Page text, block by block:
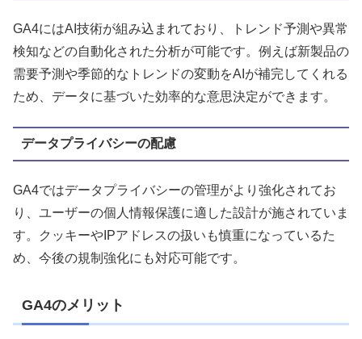
GA4にはAI技術が組み込まれており、トレンド予測や異常
検知などの自動化された分析が可能です。例えば新製品の
需要予測や季節的なトレンドの変動をAIが補完してくれる
ため、データに基づいた効率的な意思決定ができます。
データプライバシーの配慮
GA4ではデータプライバシーの管理がより強化されてお
り、ユーザーの個人情報保護に適した設計が施されていま
す。クッキーやIPアドレスの扱いも慎重になっているた
め、今後の規制強化にも対応可能です。
GA4のメリット